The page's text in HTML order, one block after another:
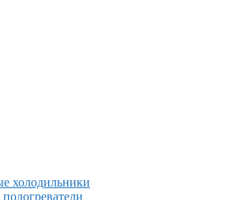
холодильники